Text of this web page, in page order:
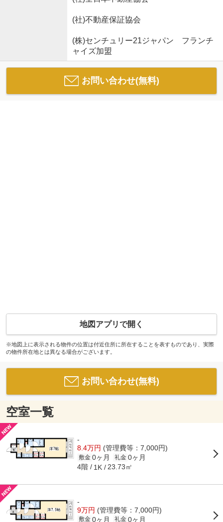
(社)不動産保証協会
(株)センチュリー21ジャパン フランチ
ャイズ加盟
お問い合わせ(無料)
地図アプリで開く
※地図上に表示される物件の位置は付近住所に所在することを表すものであり、実際
の物件所在地とは異なる場合がございます。
お問い合わせ(無料)
空室一覧
-
8.4万円 (管理費等：7,000円)
敷金 0ヶ月 礼金 0ヶ月
4階 1K 23.73㎡
-
9万円 (管理費等：7,000円)
敷金 0ヶ月 礼金 0ヶ月